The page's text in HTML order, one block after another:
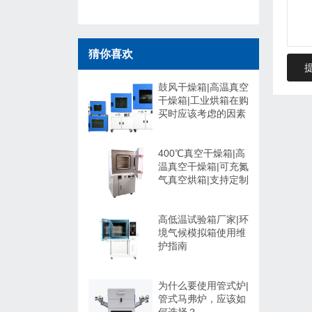
猜你喜欢
鼓风干燥箱|高温真空
干燥箱|工业烘箱在购
买时应该考虑的因素
400℃真空干燥箱|高
温真空干燥箱|可充氮
气真空烘箱|支持定制
高低温试验箱厂家|环
境气候模拟箱使用维
护指南
为什么要使用管式炉|
管式马弗炉，应该如